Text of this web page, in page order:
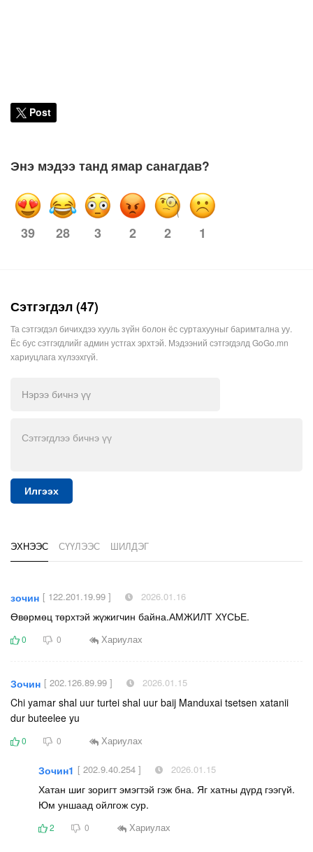
Post
Энэ мэдээ танд ямар санагдав?
39 28 3 2 2 1
Сэтгэгдэл (47)
Та сэтгэгдэл бичихдээ хууль зүйн болон ёс суртахууныг баримтална уу.
Ёс бус сэтгэгдлийг админ устгах эрхтэй. Мэдээний сэтгэгдэлд GoGo.mn
хариуцлага хүлээхгүй.
Илгээх
ЭХНЭЭС СҮҮЛЭЭС ШИЛДЭГ
зочин [ 122.201.19.99 ] 2026.01.16
Өвөрмөц төрхтэй жүжигчин байна.АМЖИЛТ ХҮСЬЕ.
0 0 Хариулах
Зочин [ 202.126.89.99 ] 2026.01.15
Chi yamar shal uur turtei shal uur baij Manduxai tsetsen xatanii
dur buteelee yu
0 0 Хариулах
Зочин1 [ 202.9.40.254 ] 2026.01.15
Хатан шиг зоригт эмэгтэй гэж бна. Яг хатны дүрд гээгүй.
Юм уншаад ойлгож сур.
2 0 Хариулах